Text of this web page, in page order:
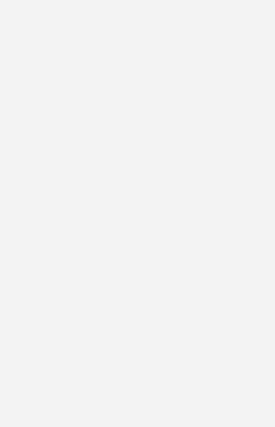
炸，千万家庭都在关注！